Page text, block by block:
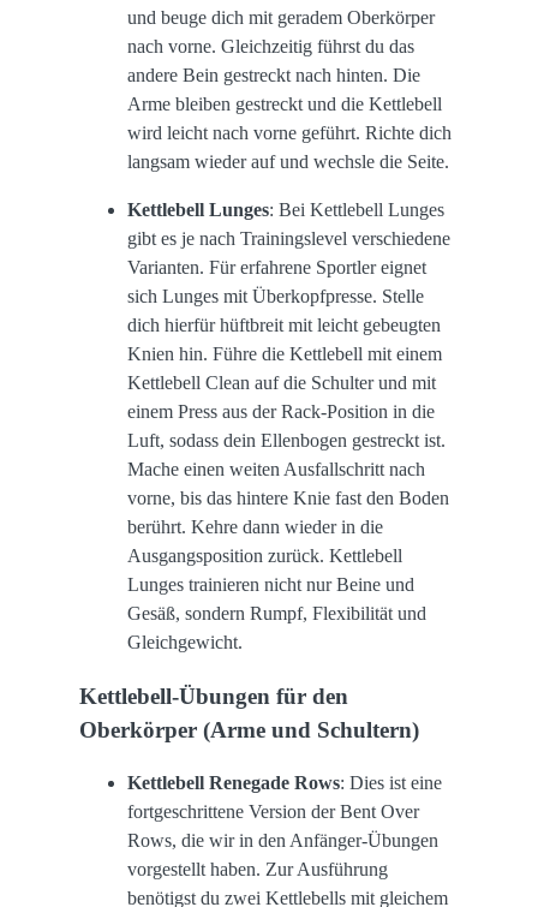
und beuge dich mit geradem Oberkörper
nach vorne. Gleichzeitig führst du das
andere Bein gestreckt nach hinten. Die
Arme bleiben gestreckt und die Kettlebell
wird leicht nach vorne geführt. Richte dich
langsam wieder auf und wechsle die Seite.
Kettlebell Lunges: Bei Kettlebell Lunges
gibt es je nach Trainingslevel verschiedene
Varianten. Für erfahrene Sportler eignet
sich Lunges mit Überkopfpresse. Stelle
dich hierfür hüftbreit mit leicht gebeugten
Knien hin. Führe die Kettlebell mit einem
Kettlebell Clean auf die Schulter und mit
einem Press aus der Rack-Position in die
Luft, sodass dein Ellenbogen gestreckt ist.
Mache einen weiten Ausfallschritt nach
vorne, bis das hintere Knie fast den Boden
berührt. Kehre dann wieder in die
Ausgangsposition zurück. Kettlebell
Lunges trainieren nicht nur Beine und
Gesäß, sondern Rumpf, Flexibilität und
Gleichgewicht.
Kettlebell-Übungen für den
Oberkörper (Arme und Schultern)
Kettlebell Renegade Rows: Dies ist eine
fortgeschrittene Version der Bent Over
Rows, die wir in den Anfänger-Übungen
vorgestellt haben. Zur Ausführung
benötigst du zwei Kettlebells mit gleichem